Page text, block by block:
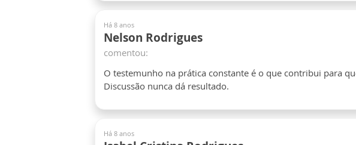
Há 8 anos
Nelson Rodrigues
comentou:
O testemunho na prática constante é o que contribui para
Discussão nunca dá resultado.
Há 8 anos